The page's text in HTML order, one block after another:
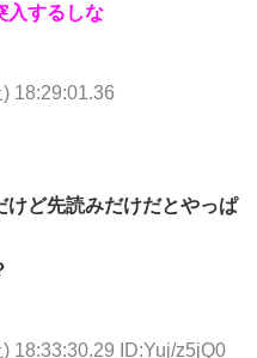
入するしな
18:29:01.36
けど先読みだけだとやっぱ
18:33:30.29 ID:Yuj/z5jQ0